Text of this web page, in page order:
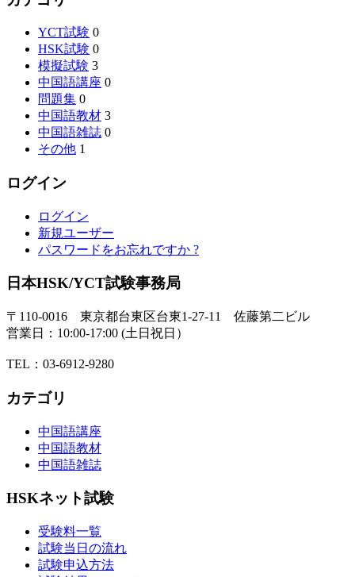
YCT試験 0
HSK試験 0
模擬試験 3
中国語講座 0
問題集 0
中国語教材 3
中国語雑誌 0
その他 1
ログイン
ログイン
新規ユーザー
パスワードをお忘れですか ?
日本HSK/YCT試験事務局
〒110-0016 東京都台東区台東1-27-11 佐藤第二ビル
営業日：10:00-17:00 (土日祝日）
TEL：03-6912-9280
カテゴリ
中国語講座
中国語教材
中国語雑誌
HSKネット試験
受験料一覧
試験当日の流れ
試験申込方法